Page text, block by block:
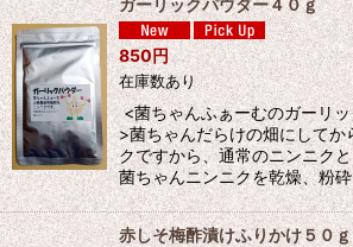
850円
在庫数あり
<菌ちゃんふぁーむのガーリ
>菌ちゃんだらけの畑にしてか
クですから、通常のニンニク
菌ちゃんニンニクを乾燥、粉
赤しそ梅酢漬けふりかけ５０ｇ